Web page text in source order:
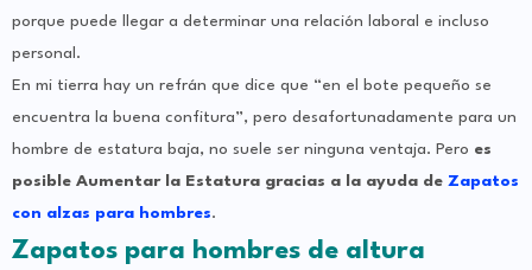
porque puede llegar a determinar una relación laboral e incluso
personal.
En mi tierra hay un refrán que dice que “en el bote pequeño se
encuentra la buena confitura”, pero desafortunadamente para un
hombre de estatura baja, no suele ser ninguna ventaja. Pero es
posible Aumentar la Estatura gracias a la ayuda de Zapatos
con alzas para hombres.
Zapatos para hombres de altura